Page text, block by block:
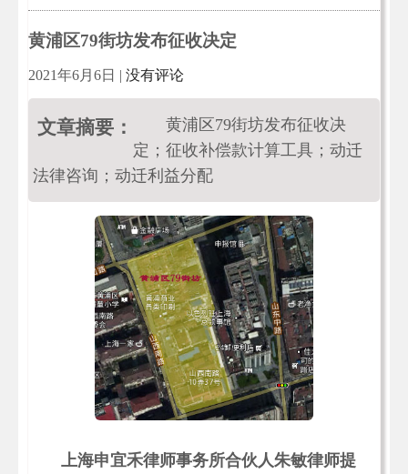
黄浦区79街坊发布征收决定
2021年6月6日 | 没有评论
文章摘要：
黄浦区79街坊发布征收决
定；征收补偿款计算工具；动迁
法律咨询；动迁利益分配
上海申宜禾律师事务所合伙人朱敏律师提